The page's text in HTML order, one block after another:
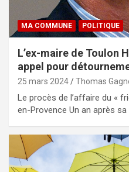
MA COMMUNE POLITIQUE
L’ex-maire de Toulon
appel pour
25 mars 2024 Thomas
Le procès de l’affaire du «
en-Provence Un an après